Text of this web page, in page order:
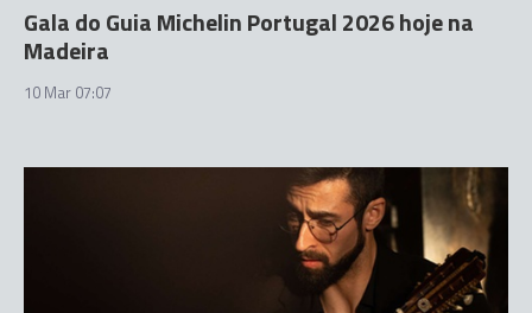
Gala do Guia Michelin Portugal 2026 hoje na
Madeira
10 Mar 07:07